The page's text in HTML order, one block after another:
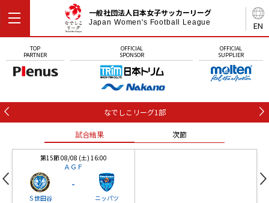
EN
一般社団法人日本女子サッカーリーグ
Japan Women's Football League
TOP
PARTNER
OFFICIAL
SPONSOR
OFFICIAL
SUPPLIER
なでしこリーグ1部
試合結果 次節
第15節 08/08 (土) 16:00
ＡＧＦ
Ｓ世田谷
-
ニッパツ